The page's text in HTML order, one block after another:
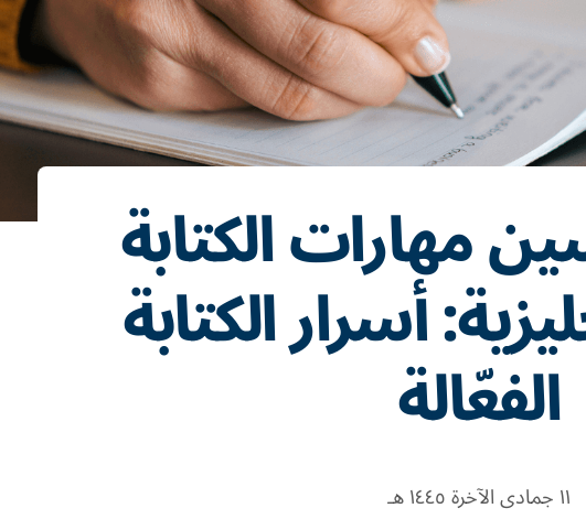
مهارات الكتابة
أسرار الكتابة
الفعّالة
١١ جمادى الآخرة ١٤٤٥ هـ